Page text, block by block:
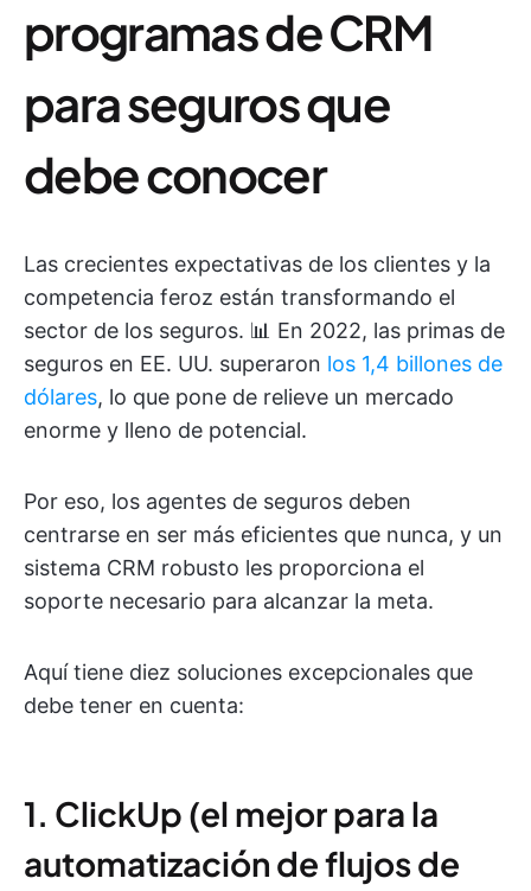
programas de CRM
para seguros que
debe conocer
Las crecientes expectativas de los clientes y la
competencia feroz están transformando el
sector de los seguros. 📊 En 2022, las primas de
seguros en EE. UU. superaron los 1,4 billones de
dólares, lo que pone de relieve un mercado
enorme y lleno de potencial.
Por eso, los agentes de seguros deben
centrarse en ser más eficientes que nunca, y un
sistema CRM robusto les proporciona el
soporte necesario para alcanzar la meta.
Aquí tiene diez soluciones excepcionales que
debe tener en cuenta:
1. ClickUp (el mejor para la
automatización de flujos de